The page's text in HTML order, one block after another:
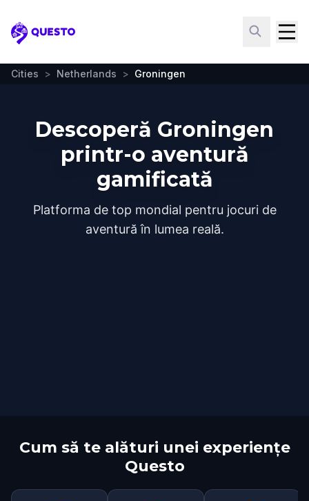
Questo
Cities > Netherlands > Groningen
Descoperă Groningen
printr-o aventură
gamificată
Platforma de top mondial pentru jocuri de
aventură în lumea reală.
Cum să te alături unei experiențe
Questo